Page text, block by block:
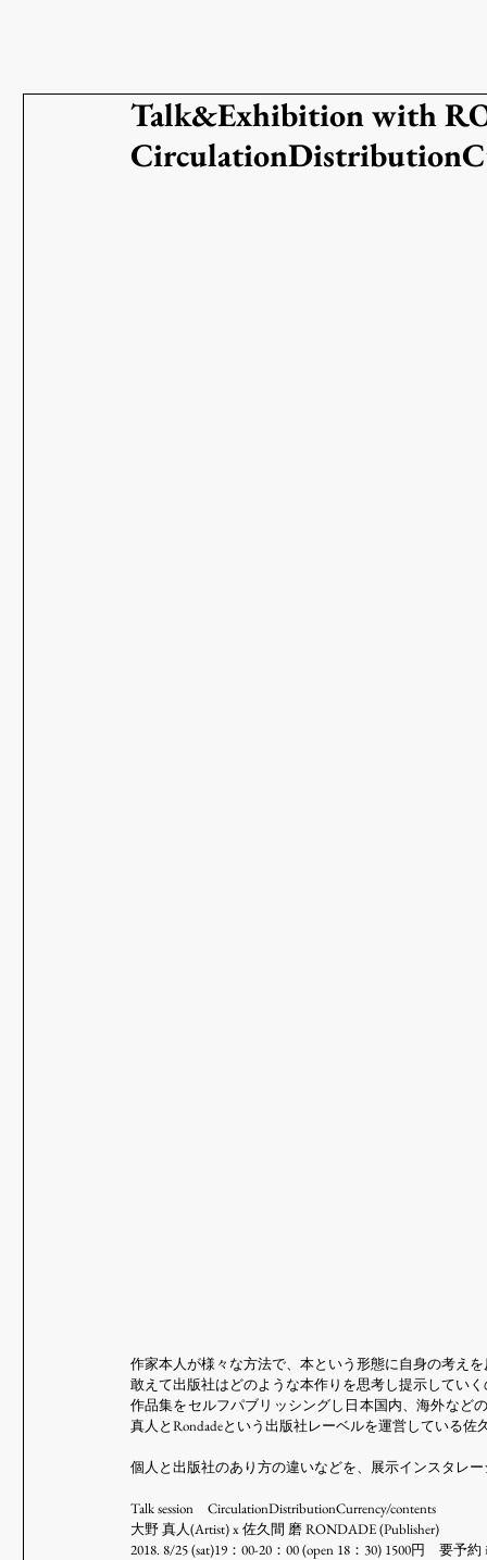
Talk&Exhibition with
作家本人が様々な方法で、本という形態に自身の考え
敢えて出版社はどのような本作りを思考し提示してい
作品集をセルフパブリッシングし日本国内、海外など
真人とRondadeという出版社レーベルを運営している佐
個人と出版社のあり方の違いなどを、展示インスタレ
Talk session　CirculationDistributionCurrency/contents
大野 真人(Artist) x 佐久間 磨 RONDADE (Publisher)
2018. 8/25 (sat)19：00-20：00 (open 18：30) 1500円　要予約